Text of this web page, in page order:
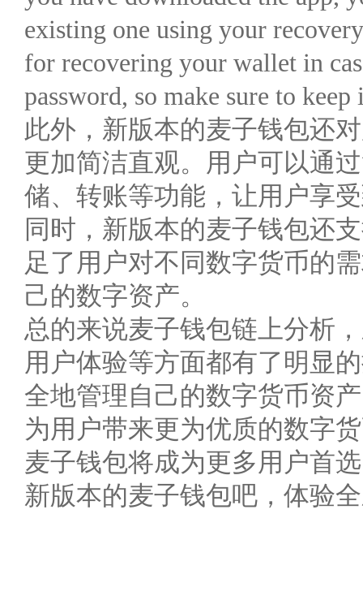
existing one using your
for recovering your wallet in
password, so make sure to keep
此外，新版本的麦子钱包还
更加简洁直观。用户可以通
储、转账等功能，让用户享
同时，新版本的麦子钱包还
足了用户对不同数字货币的
己的数字资产。
总的来说麦子钱包链上分析
用户体验等方面都有了明显
全地管理自己的数字货币资
为用户带来更为优质的数字
麦子钱包将成为更多用户首
新版本的麦子钱包吧，体验